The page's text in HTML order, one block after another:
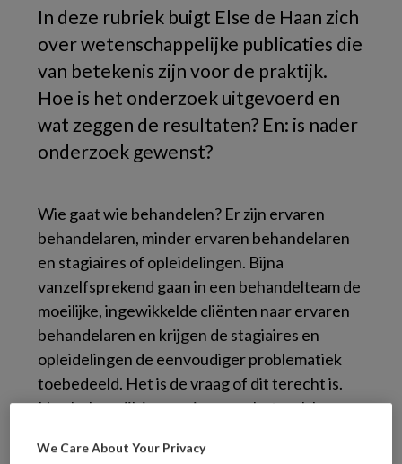
In deze rubriek buigt Else de Haan zich
over wetenschappelijke publicaties die
van betekenis zijn voor de praktijk.
Hoe is het onderzoek uitgevoerd en
wat zeggen de resultaten? En: is nader
onderzoek gewenst?
Wie gaat wie behandelen? Er zijn ervaren
behandelaren, minder ervaren behandelaren
en stagiaires of opleidelingen. Bijna
vanzelfsprekend gaan in een behandelteam de
moeilijke, ingewikkelde cliënten naar ervaren
behandelaren en krijgen de stagiaires en
opleidelingen de eenvoudiger problematiek
toebedeeld. Het is de vraag of dit terecht is.
Hoe belangrijk is ervaring voor het welslagen
We Care About Your Privacy